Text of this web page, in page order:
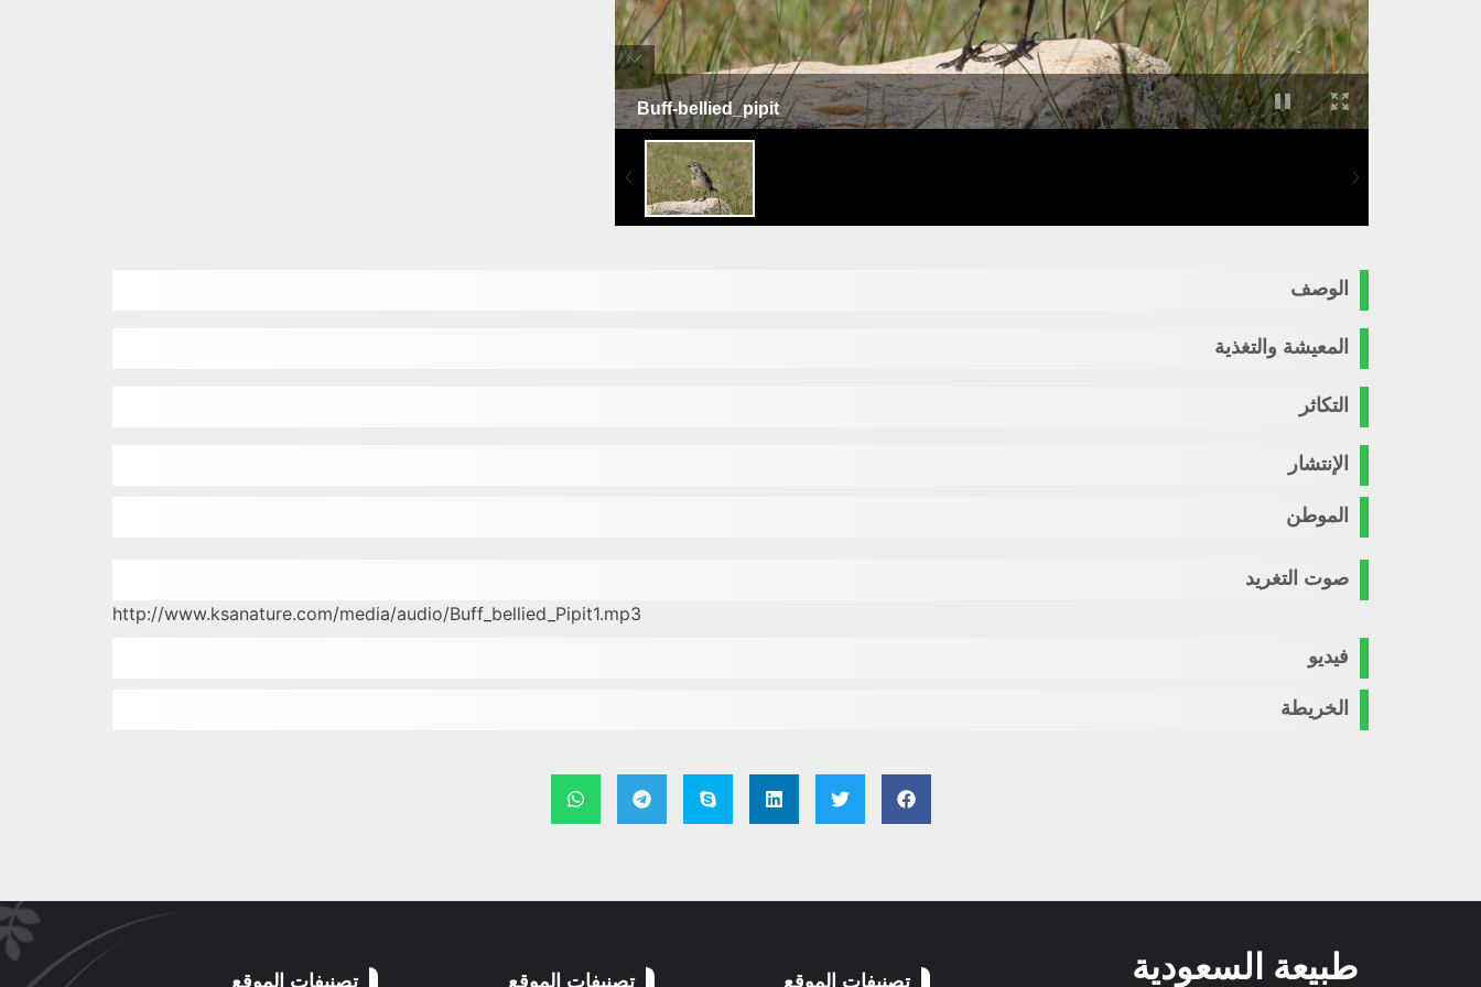
Buff-bellied_pipit
جشنة نبطاء
الوصف
المعيشة والتغذية
التكاثر
الإنتشار
الموطن
صوت التغريد
http://www.ksanature.com/media/audio/Buff_bellied_Pipit1.mp3
فيديو
الخريطة
طبيعة السعودية تصنيفات الموقع تصنيفات الموقع تصنيفات الموقع